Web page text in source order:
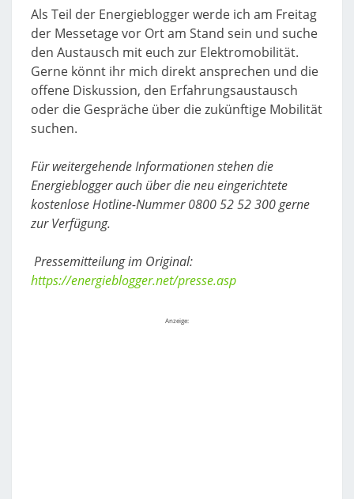
Als Teil der Energieblogger werde ich am Freitag
der Messetage vor Ort am Stand sein und suche
den Austausch mit euch zur Elektromobilität.
Gerne könnt ihr mich direkt ansprechen und die
offene Diskussion, den Erfahrungsaustausch
oder die Gespräche über die zukünftige Mobilität
suchen.
Für weitergehende Informationen stehen die
Energieblogger auch über die neu eingerichtete
kostenlose Hotline-Nummer 0800 52 52 300 gerne
zur Verfügung.
Pressemitteilung im Original:
https://energieblogger.net/presse.asp
Anzeige: